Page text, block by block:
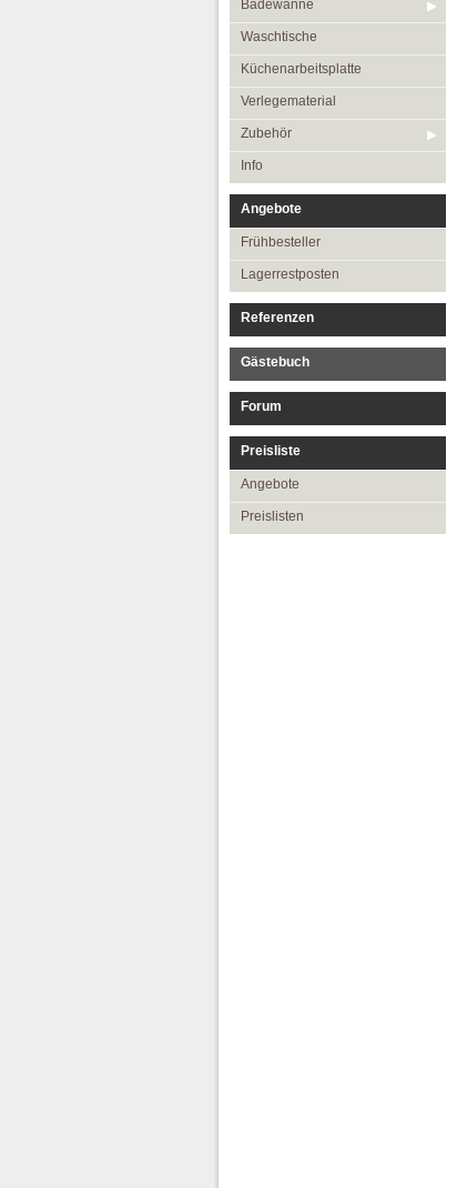
Badewanne
Waschtische
Küchenarbeitsplatte
Verlegematerial
Zubehör
Info
Angebote
Frühbesteller
Lagerrestposten
Referenzen
Gästebuch
Forum
Preisliste
Angebote
Preislisten